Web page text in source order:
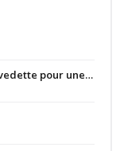
pour une…